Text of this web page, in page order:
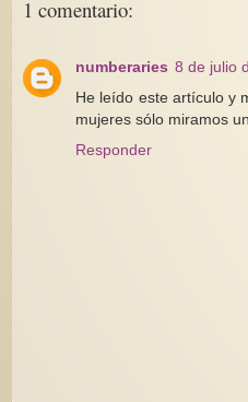
1 comentario:
numberaries 8 de julio
He leído este artículo y
mujeres sólo miramos
Responder